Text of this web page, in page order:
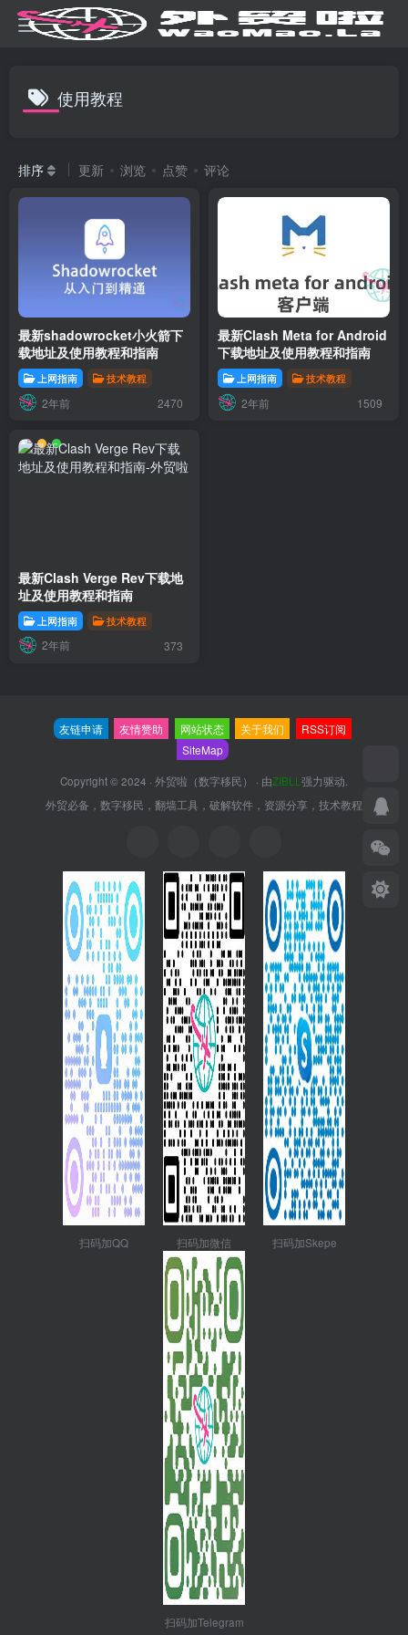
使用教程
排序 更新 浏览 点赞 评论
最新shadowrocket小火箭下
载地址及使用教程和指南
上网指南 技术教程
2年前 2470
最新Clash Meta for Android
下载地址及使用教程和指南
上网指南 技术教程
2年前 1509
最新Clash Verge Rev下载地
址及使用教程和指南
上网指南 技术教程
2年前 373
友链申请 友情赞助 网站状态 关于我们
RSS订阅
SiteMap
Copyright © 2024 · 外贸啦（数字移民） · 由ZIBLL 强力驱动.
外贸必备，数字移民，翻墙工具，破解软件，资源分享，技术教程
扫码加QQ 扫码加微信 扫码加Skepe
扫码加Telegram